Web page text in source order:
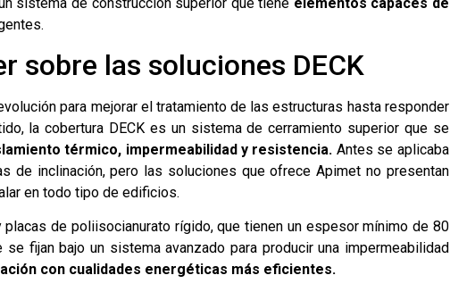
sobre las soluciones DECK
para mejorar el tratamiento de las estructuras hasta responder
la cobertura DECK es un sistema de cerramiento superior que se
térmico, impermeabilidad y resistencia. Antes se aplicaba
de inclinación, pero las soluciones que ofrece Apimet no presentan
en todo tipo de edificios.
de poliisocianurato rígido, que tienen un espesor mínimo de 80
fijan bajo un sistema avanzado para producir una impermeabilidad
con cualidades energéticas más eficientes.